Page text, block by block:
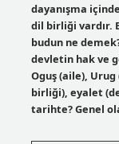
dayanışma
dil birliği vardır.
budun ne
devletin hak ve
Oguş (aile),
birliği), eyalet
tarihte? Genel